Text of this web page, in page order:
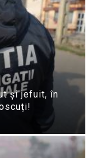
și jefuit, în